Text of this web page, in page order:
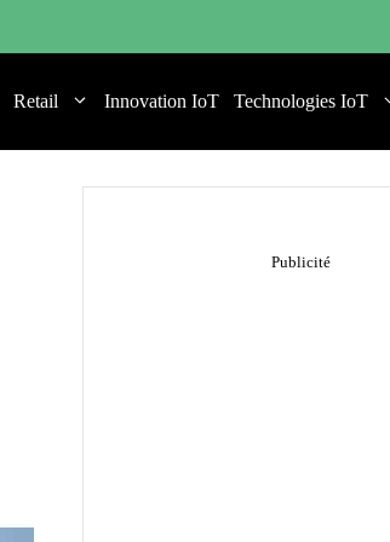
Retail Innovation IoT Technologies IoT